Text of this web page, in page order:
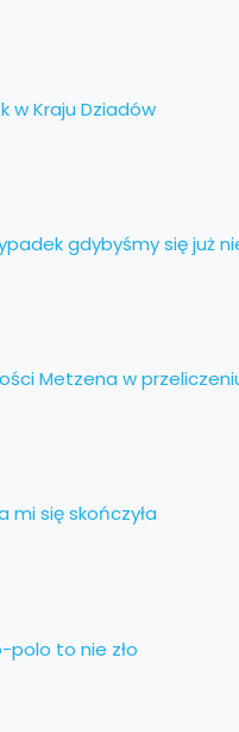
w Kraju Dziadów
gdybyśmy się już
Metzena w
mi się skończyła
polo to nie zło